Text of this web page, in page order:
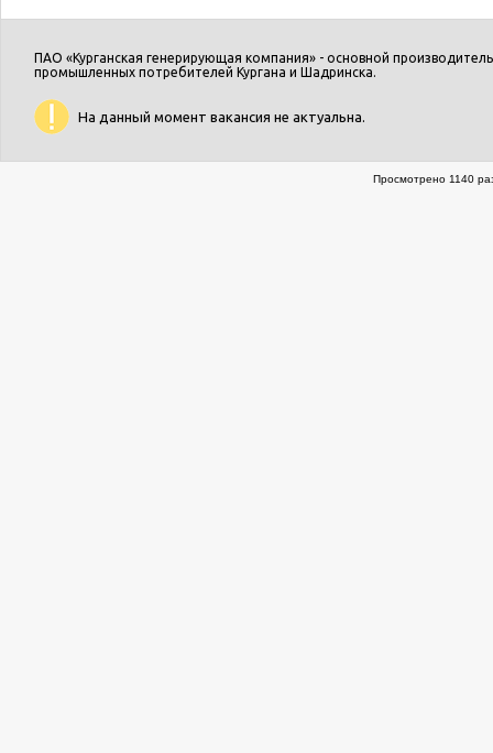
ПАО «Курганская генерирующая компания» - основной
промышленных потребителей Кургана и Шадринска.
На данный момент вакансия не актуальна.
Просмотрено 1140